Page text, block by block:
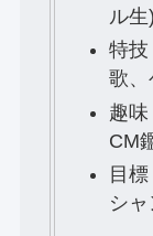
ル生)
特技
歌、
趣味
CM
目
シ